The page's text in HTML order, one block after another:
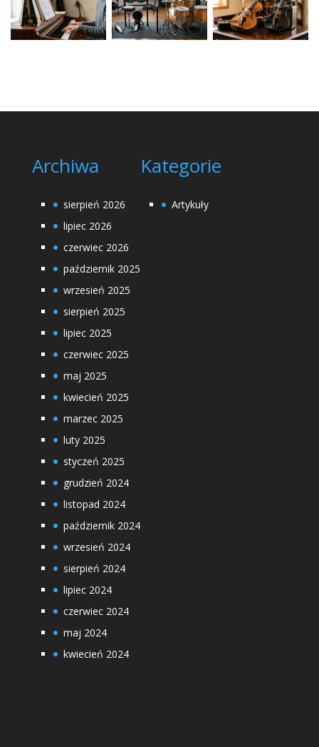
Archiwa
sierpień 2026
lipiec 2026
czerwiec 2026
październik 2025
wrzesień 2025
sierpień 2025
lipiec 2025
czerwiec 2025
maj 2025
kwiecień 2025
marzec 2025
luty 2025
styczeń 2025
grudzień 2024
listopad 2024
październik 2024
wrzesień 2024
sierpień 2024
lipiec 2024
czerwiec 2024
maj 2024
kwiecień 2024
Kategorie
Artykuły